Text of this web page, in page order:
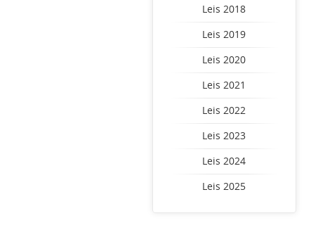
Leis 2018
Leis 2019
Leis 2020
Leis 2021
Leis 2022
Leis 2023
Leis 2024
Leis 2025